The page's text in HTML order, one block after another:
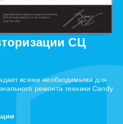
СЦ
всеми необходимыми для
ремонта техники Candy